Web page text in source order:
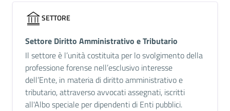
SETTORE
Settore Diritto Amministrativo e Tributario
Il settore è l’unità costituita per lo svolgimento della
professione forense nell’esclusivo interesse
dell’Ente, in materia di diritto amministrativo e
tributario, attraverso avvocati assegnati, iscritti
all'Albo speciale per dipendenti di Enti pubblici.